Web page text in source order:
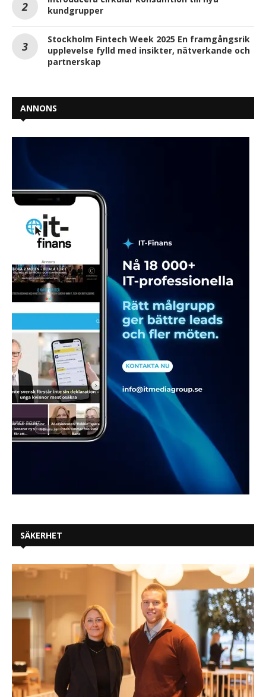
kundgrupper
Stockholm Fintech Week 2025 En framgångsrik
upplevelse fylld med insikter, nätverkande och
partnerskap
ANNONS
SÄKERHET